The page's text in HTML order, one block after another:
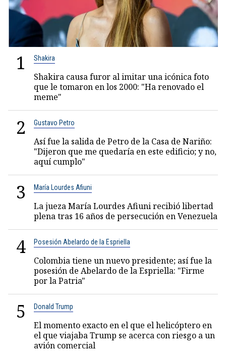
1 Shakira
Shakira causa furor al imitar una icónica foto
que le tomaron en los 2000: "Ha renovado el
meme"
2 Gustavo Petro
Así fue la salida de Petro de la Casa de Nariño:
"Dijeron que me quedaría en este edificio; y no,
aquí cumplo"
3 María Lourdes Afiuni
La jueza María Lourdes Afiuni recibió libertad
plena tras 16 años de persecución en Venezuela
4 Posesión Abelardo de la Espriella
Colombia tiene un nuevo presidente; así fue la
posesión de Abelardo de la Espriella: "Firme
por la Patria"
5 Donald Trump
El momento exacto en el que el helicóptero en
el que viajaba Trump se acerca con riesgo a un
avión comercial